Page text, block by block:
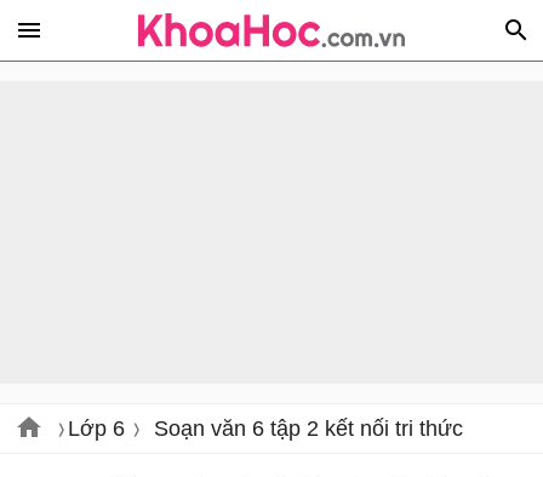
Lớp 6 Soạn văn 6 tập 2 kết nối tri thức